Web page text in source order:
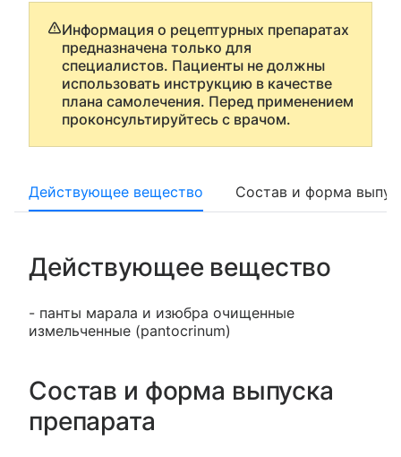
Информация о рецептурных препаратах
предназначена только для
специалистов. Пациенты не должны
использовать инструкцию в качестве
плана самолечения. Перед применением
проконсультируйтесь с врачом.
Действующее вещество Состав и форма
Действующее вещество
- панты марала и изюбра очищенные
измельченные (pantocrinum)
Состав и форма выпуска
препарата